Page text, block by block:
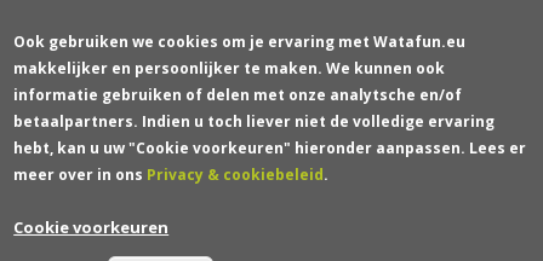
Contacteer ons
Wie zijn we?
Verzendkosten
Bestelling en Levering
Betaling
Algemene Voorwaarden
Ook gebruiken we cookies om je ervaring met Watafun.eu
makkelijker en persoonlijker te maken. We kunnen ook
informatie gebruiken of delen met onze analytsche en/of
betaalpartners. Indien u toch liever niet de volledige ervaring
hebt, kan u uw "Cookie voorkeuren" hieronder aanpassen. Lees er
meer over in ons Privacy & cookiebeleid.
Cookie voorkeuren